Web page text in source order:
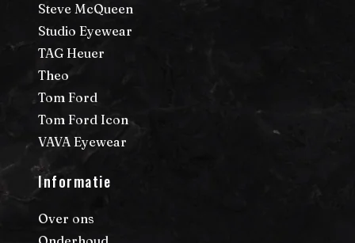
Steve McQueen
Studio Eyewear
TAG Heuer
Theo
Tom Ford
Tom Ford Icon
VAVA Eyewear
Informatie
Over ons